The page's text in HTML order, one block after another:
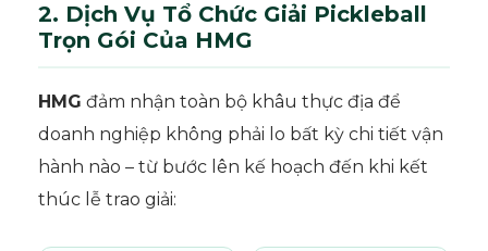
2. Dịch Vụ Tổ Chức Giải Pickleball
Trọn Gói Của HMG
HMG đảm nhận toàn bộ khâu thực địa để
doanh nghiệp không phải lo bất kỳ chi tiết vận
hành nào – từ bước lên kế hoạch đến khi kết
thúc lễ trao giải: